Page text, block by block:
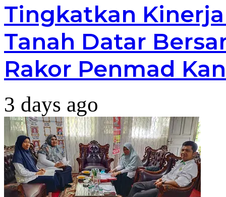
Tingkatkan
Tanah Datar
Rakor Penmad
3 days ago